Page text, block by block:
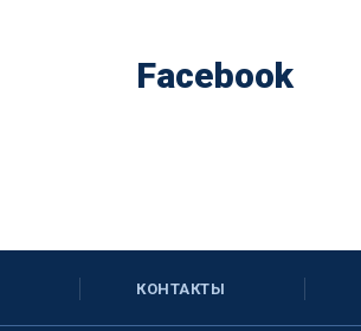
Facebook
КОНТАКТЫ